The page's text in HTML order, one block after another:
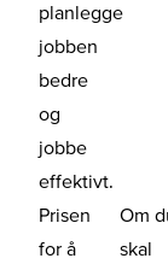
planlegge
jobben
bedre
og
jobbe
effektivt.
Prisen
for å
Om
skal